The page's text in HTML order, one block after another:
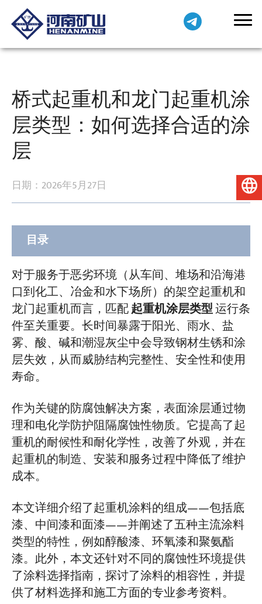
项目介绍
博客
新闻中心
应用
桥式起重机和龙门起重机涂
层类型：如何选择合适的涂
层
日期：2026年5月27日
目录
桥式起重机和龙门起重机涂料的组成
主要涂层材料类型
醇酸涂料
环氧涂料
聚氨酯涂料
纯丙烯酸涂料
涂层施工建议（依据JB/T 5946-2018）
选型指南：如何为桥式起重机和龙门起重
机选择合适的涂层系统
如何根据腐蚀环境选择合适的起重机涂层
系统
涂层相容性对长期性能至关重要
最终涂层选择指南
对于服务于恶劣环境（从车间、堆场和沿海港
口到化工、冶金和水下场所）的架空起重机和
龙门起重机而言，匹配起重机涂层类型运行条
件至关重要。长时间暴露于阳光、雨水、盐
雾、酸、碱和潮湿灰尘中会导致钢材生锈和涂
层失效，从而威胁结构完整性、安全性和使用
寿命。
作为关键的防腐蚀解决方案，表面涂层通过物
理和电化学防护阻隔腐蚀性物质。它提高了起
重机的耐候性和耐化学性，改善了外观，并在
起重机的制造、安装和服务过程中降低了维护
成本。
本文详细介绍了起重机涂料的组成——包括底
漆、中间漆和面漆——并阐述了五种主流涂料
类型的特性，例如醇酸漆、环氧漆和聚氨酯
漆。此外，本文还针对不同的腐蚀性环境提供
了涂料选择指南，探讨了涂料的相容性，并提
供了材料选择和施工方面的专业参考资料。
简体中文